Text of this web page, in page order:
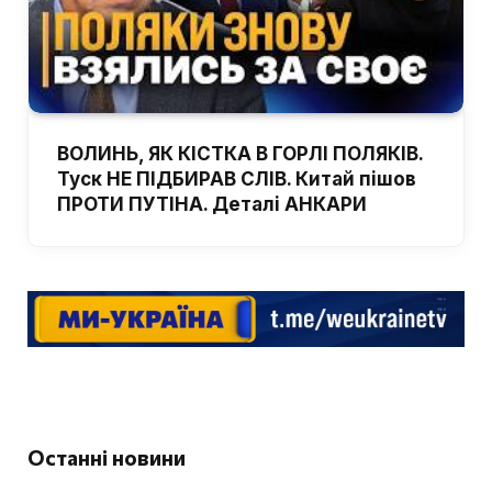
ВОЛИНЬ, ЯК КІСТКА В ГОРЛІ ПОЛЯКІВ.
Туск НЕ ПІДБИРАВ СЛІВ. Китай пішов
ПРОТИ ПУТІНА. Деталі АНКАРИ
Останні новини